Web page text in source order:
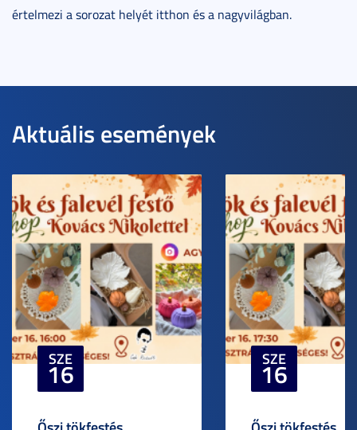
értelmezi a sorozat helyét itthon és a nagyvilágban.
Aktuális események
SZE
16 SZE
16